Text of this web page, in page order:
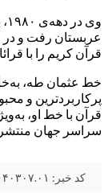
عربستان رفت و در
قرآن کریم را با
خط عثمان طه،
پرکاربردترین و
قرآن با خط او،
سراسر جهان
کد خبر: ۱۴۰۴۰۳۰۷.۰۱